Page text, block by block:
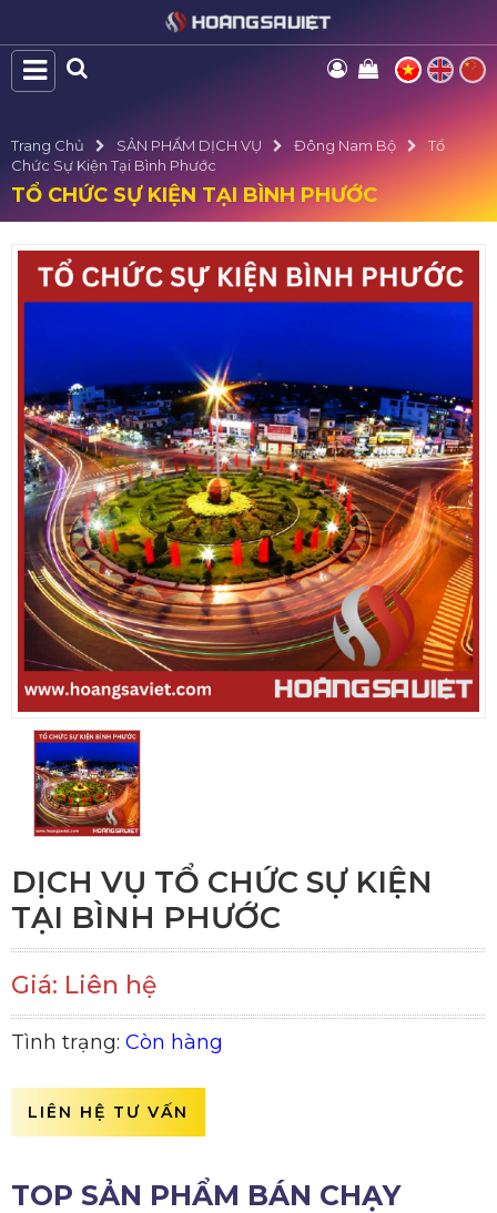
Trang Chủ SẢN PHẨM DỊCH VỤ Đông Nam Bộ
Tổ
Chức Sự Kiện Tại Bình Phước
TỔ CHỨC SỰ KIỆN TẠI BÌNH PHƯỚC
DỊCH VỤ TỔ CHỨC SỰ KIỆN
TẠI BÌNH PHƯỚC
Giá: Liên hệ
Tình trạng: Còn hàng
LIÊN HỆ TƯ VẤN
TOP SẢN PHẨM BÁN CHẠY